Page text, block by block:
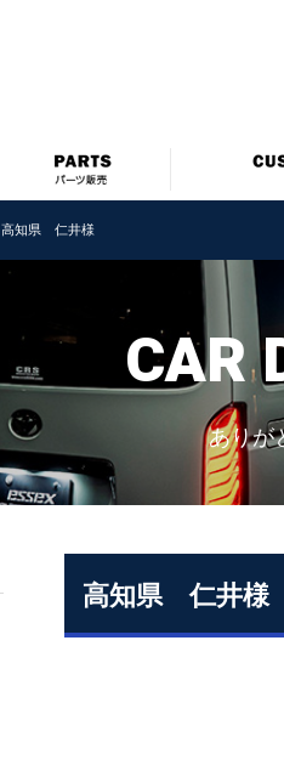
高知県 仁井様
CAR
ありが
高知県 仁井様